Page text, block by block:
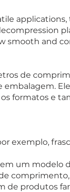
smooth and
de
embalagem.
formatos e
exemplo,
um modelo
de produtos